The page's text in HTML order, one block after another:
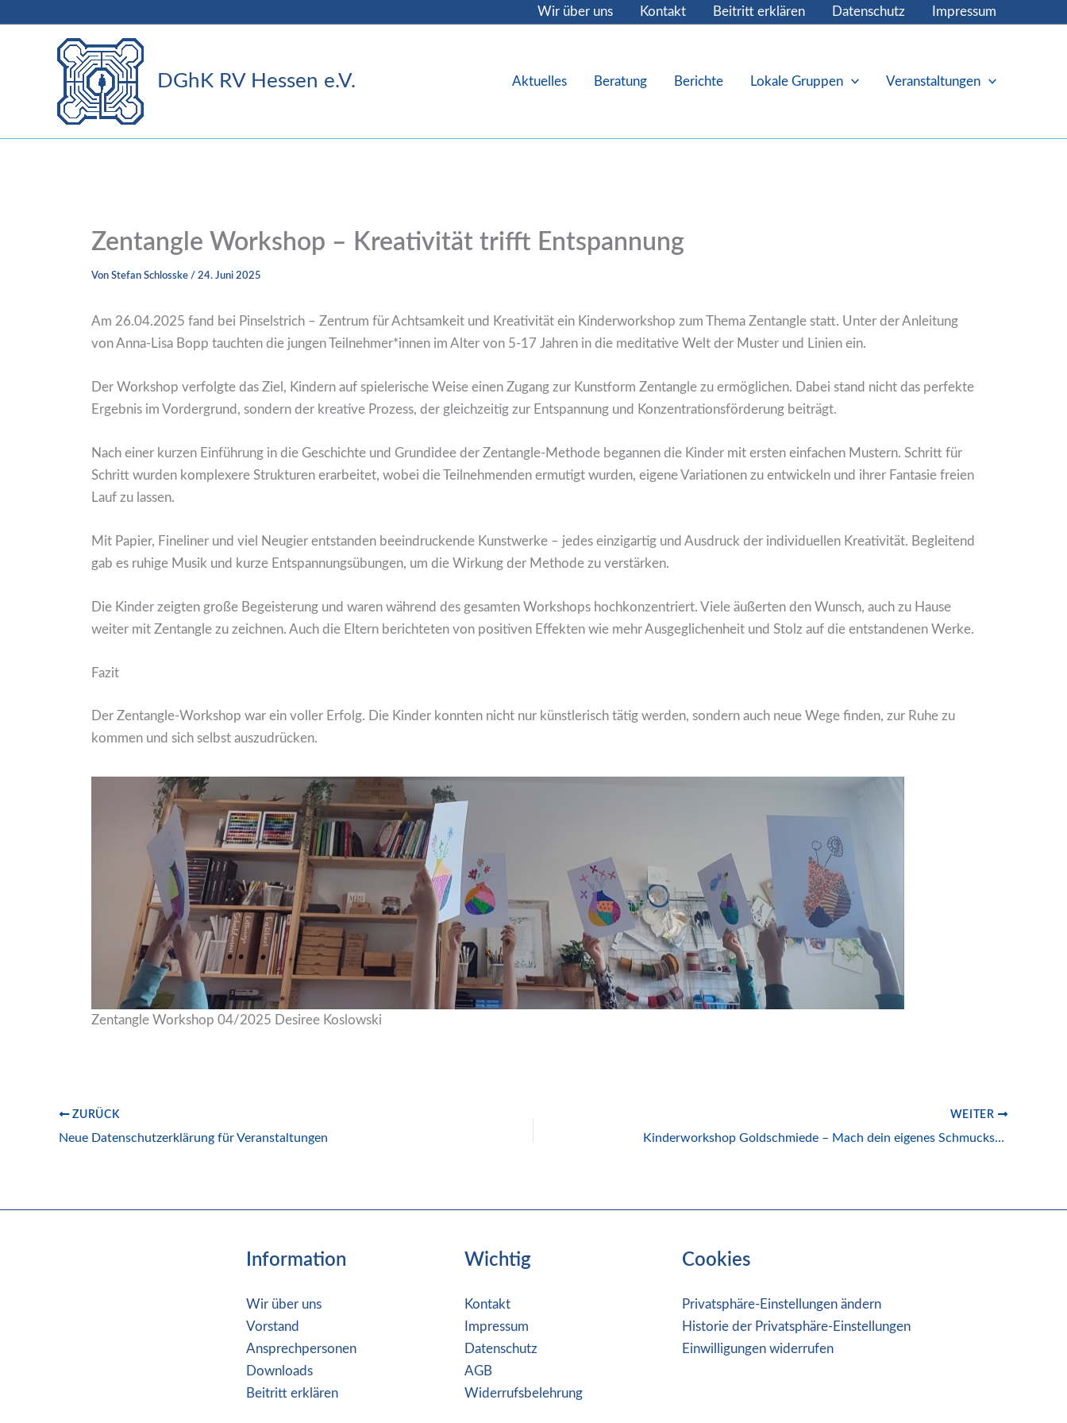
Wir über uns Kontakt Beitritt erklären Datenschutz Impressum
DGhK RV Hessen e.V. Aktuelles Beratung Berichte Lokale Gruppen Veranstaltungen
Zentangle Workshop – Kreativität trifft Entspannung
Von Stefan Schlosske / 24. Juni 2025
Am 26.04.2025 fand bei Pinselstrich – Zentrum für Achtsamkeit und Kreativität ein Kinderworkshop zum Thema Zentangle statt. Unter der Anleitung
von Anna-Lisa Bopp tauchten die jungen Teilnehmer*innen im Alter von 5-17 Jahren in die meditative Welt der Muster und Linien ein.
Der Workshop verfolgte das Ziel, Kindern auf spielerische Weise einen Zugang zur Kunstform Zentangle zu ermöglichen. Dabei stand nicht das perfekte
Ergebnis im Vordergrund, sondern der kreative Prozess, der gleichzeitig zur Entspannung und Konzentrationsförderung beiträgt.
Nach einer kurzen Einführung in die Geschichte und Grundidee der Zentangle-Methode begannen die Kinder mit ersten einfachen Mustern. Schritt für
Schritt wurden komplexere Strukturen erarbeitet, wobei die Teilnehmenden ermutigt wurden, eigene Variationen zu entwickeln und ihrer Fantasie freien
Lauf zu lassen.
Mit Papier, Fineliner und viel Neugier entstanden beeindruckende Kunstwerke – jedes einzigartig und Ausdruck der individuellen Kreativität. Begleitend
gab es ruhige Musik und kurze Entspannungsübungen, um die Wirkung der Methode zu verstärken.
Die Kinder zeigten große Begeisterung und waren während des gesamten Workshops hochkonzentriert. Viele äußerten den Wunsch, auch zu Hause
weiter mit Zentangle zu zeichnen. Auch die Eltern berichteten von positiven Effekten wie mehr Ausgeglichenheit und Stolz auf die entstandenen Werke.
Fazit
Der Zentangle-Workshop war ein voller Erfolg. Die Kinder konnten nicht nur künstlerisch tätig werden, sondern auch neue Wege finden, zur Ruhe zu
kommen und sich selbst auszudrücken.
Zentangle Workshop 04/2025 Desiree Koslowski
ZURÜCK
Neue Datenschutzerklärung für Veranstaltungen
WEITER
Kinderworkshop Goldschmiede – Mach dein eigenes Schmuckstück
Information
Wir über uns
Vorstand
Ansprechpersonen
Downloads
Beitritt erklären
Wichtig
Kontakt
Impressum
Datenschutz
AGB
Widerrufsbelehrung
Cookies
Privatsphäre-Einstellungen ändern
Historie der Privatsphäre-Einstellungen
Einwilligungen widerrufen